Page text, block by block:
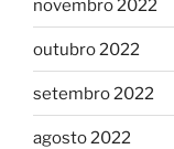
novembro 2022
outubro 2022
setembro 2022
agosto 2022